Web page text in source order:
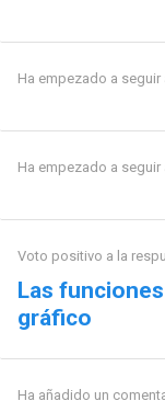
Ha empezado a seguir
Ha empezado a seguir
Voto positivo a la
Las
gráfico
Ha añadido un